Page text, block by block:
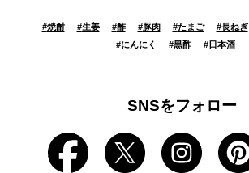
#焼酎 #生姜 #酢 #豚肉 #たまご #長ねぎ
#にんにく #黒酢 #日本酒
SNSをフォロー